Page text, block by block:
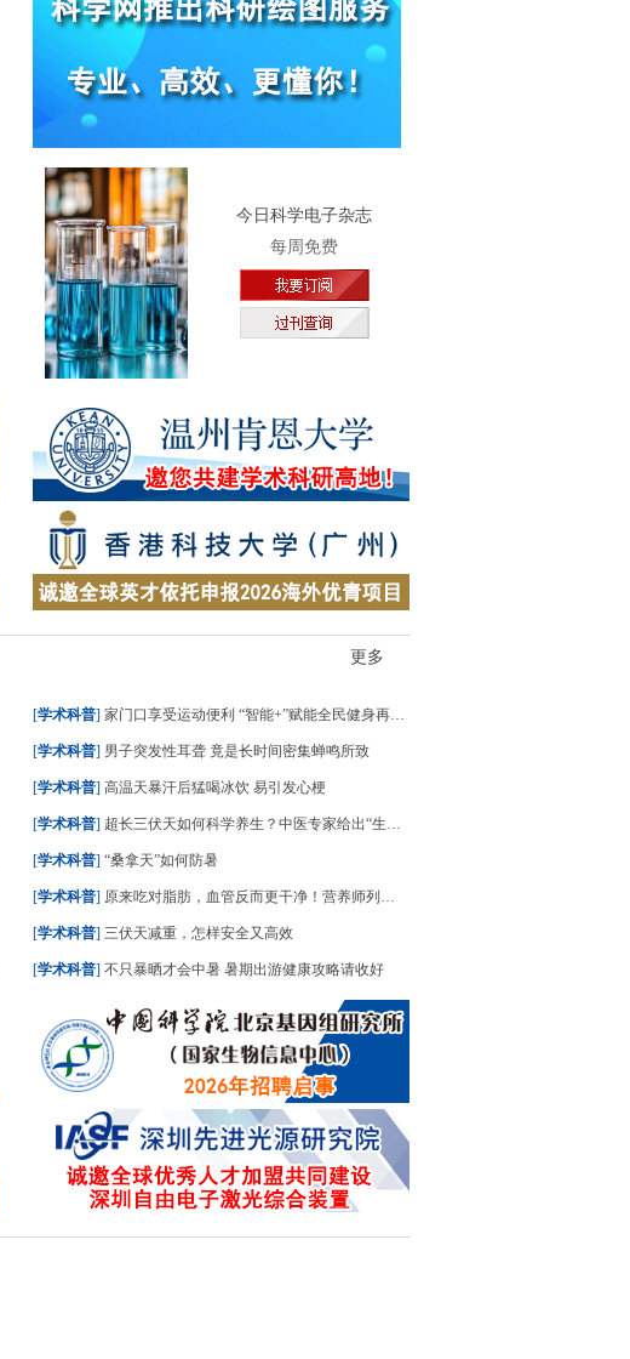
今日科学电子杂志
每周免费
更多
[学术科普] 家门口享受运动便利 “智能+”赋能全民健身再升级
[学术科普] 男子突发性耳聋 竟是长时间密集蝉鸣所致
[学术科普] 高温天暴汗后猛喝冰饮 易引发心梗
[学术科普] 超长三伏天如何科学养生？中医专家给出“生活处方”
[学术科普] “桑拿天”如何防暑
[学术科普] 原来吃对脂肪，血管反而更干净！营养师列出“好脂肪”清单，建议照着吃
[学术科普] 三伏天减重，怎样安全又高效
[学术科普] 不只暴晒才会中暑 暑期出游健康攻略请收好